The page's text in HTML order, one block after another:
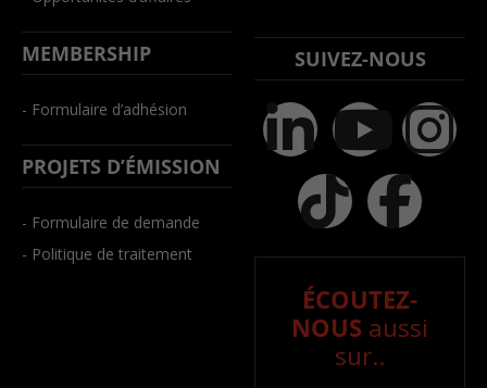
MEMBERSHIP
- Formulaire d’adhésion
PROJETS D’ÉMISSION
- Formulaire de demande
- Politique de traitement
SUIVEZ-NOUS
ÉCOUTEZ-
NOUS aussi
sur..